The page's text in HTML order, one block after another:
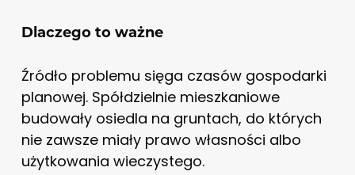
Dlaczego to ważne
Źródło problemu sięga czasów gospodarki
planowej. Spółdzielnie mieszkaniowe
budowały osiedla na gruntach, do których
nie zawsze miały prawo własności albo
użytkowania wieczystego.